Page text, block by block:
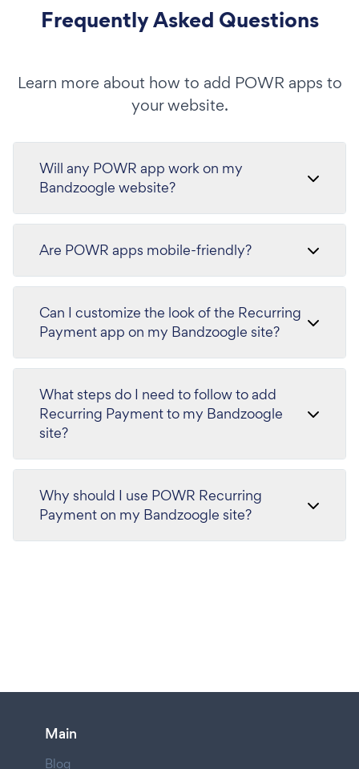
Frequently Asked Questions
Learn more about how to add POWR apps to
your website.
Will any POWR app work on my
Bandzoogle website?
Are POWR apps mobile-friendly?
Can I customize the look of the Recurring
Payment app on my Bandzoogle site?
What steps do I need to follow to add
Recurring Payment to my Bandzoogle
site?
Why should I use POWR Recurring
Payment on my Bandzoogle site?
Main
Blog